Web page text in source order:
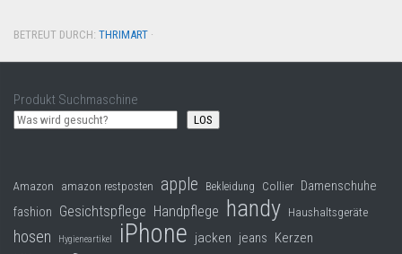
BETREUT DURCH: THRIMART ·
Produkt Suchmaschine
LOS
Amazon amazon restposten apple Bekleidung Collier Damenschuhe
fashion Gesichtspflege Handpflege handy Haushaltsgeräte
hosen Hygieneartikel iPhone jacken jeans Kerzen